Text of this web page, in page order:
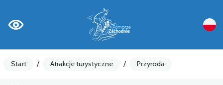
Start / Atrakcje turystyczne / Przyroda